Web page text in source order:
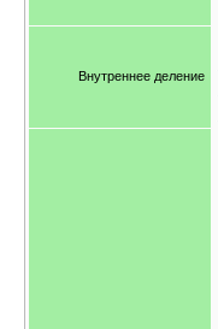
Внутреннее деление